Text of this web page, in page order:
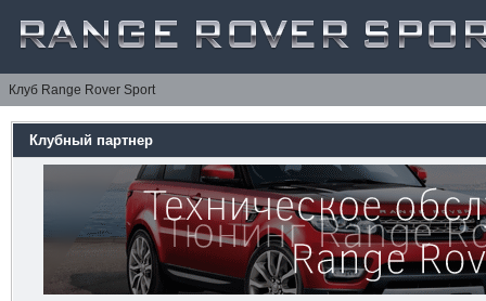
Клуб Range Rover Sport
Клубный партнер